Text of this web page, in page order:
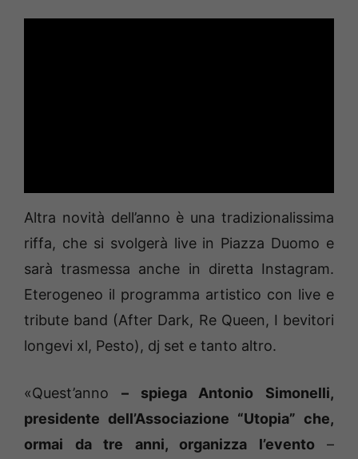
Altra novità dell’anno è una tradizionalissima
riffa, che si svolgerà live in Piazza Duomo e
sarà trasmessa anche in diretta Instagram.
Eterogeneo il programma artistico con live e
tribute band (After Dark, Re Queen, I bevitori
longevi xl, Pesto), dj set e tanto altro.
«Quest’anno – spiega Antonio Simonelli,
presidente dell’Associazione “Utopia” che,
ormai da tre anni, organizza l’evento–